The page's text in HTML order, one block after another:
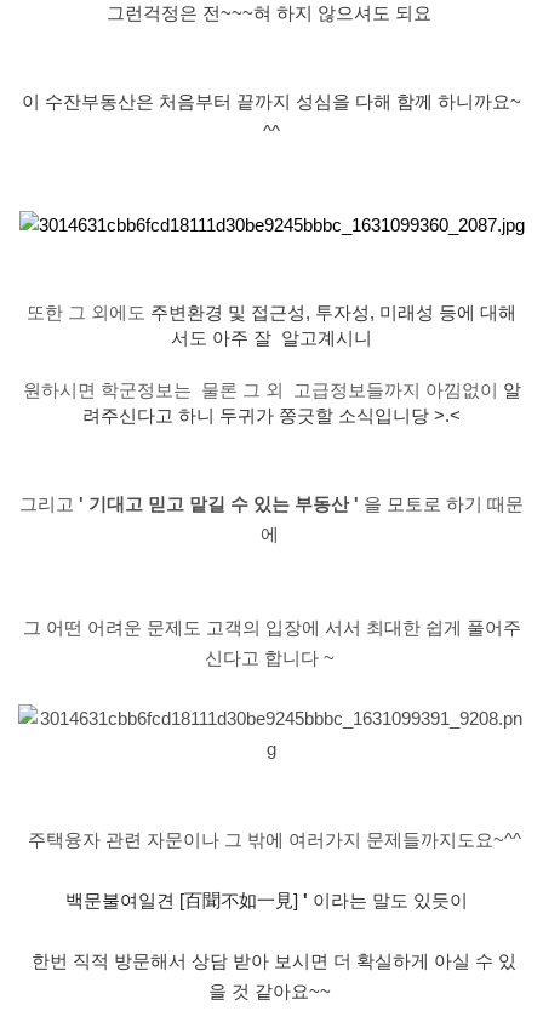
그런걱정은 전~~~혀 하지 않으셔도 되요
이 수잔부동산은 처음부터 끝까지 성심을 다해 함께 하니까요~
^^
또한 그 외에도 주변환경 및 접근성, 투자성, 미래성 등에 대해
서도 아주 잘 알고계시니
원하시면 학군정보는 물론 그 외 고급정보들까지 아낌없이 알
려주신다고 하니 두귀가 쫑긋할 소식입니당 >.<
그리고 ' 기대고 믿고 맡길 수 있는 부동산' 을 모토로 하기 때문
에
그 어떤 어려운 문제도 고객의 입장에 서서 최대한 쉽게 풀어주
신다고 합니다~
주택융자 관련 자문이나 그 밖에 여러가지 문제들까지도요~^^
백문불여일견 [百聞不如一見] ' 이라는 말도 있듯이
한번 직적 방문해서 상담 받아 보시면 더 확실하게 아실 수 있
을 것 같아요~~